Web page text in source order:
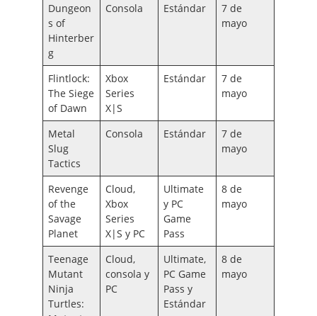
Dungeon
s of
Hinterber
g
Consola Estándar
7 de
mayo
Flintlock:
The Siege
of Dawn
Xbox
Series
X|S
Estándar
7 de
mayo
Metal
Slug
Tactics
Consola Estándar
7 de
mayo
Revenge
of the
Savage
Planet
Cloud,
Xbox
Series
X|S y PC
Ultimate
y PC
Game
Pass
8 de
mayo
Teenage
Mutant
Ninja
Turtles:
Cloud,
consola y
PC
Ultimate,
PC Game
Pass y
Estándar
8 de
mayo